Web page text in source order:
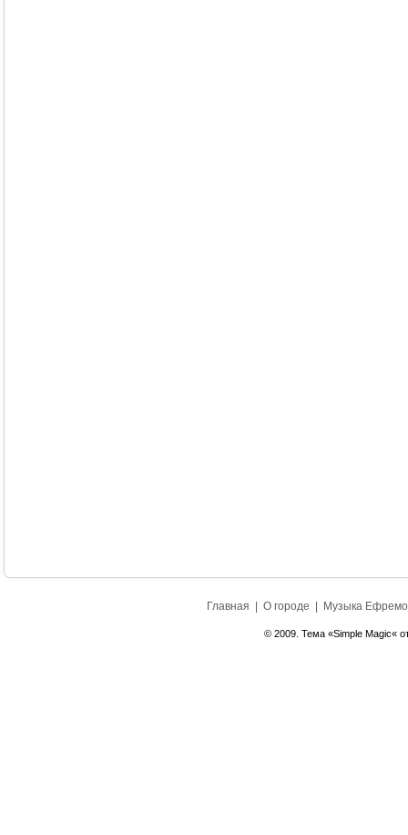
Главная О городе Музыка
© 2009. Тема «Simple Magic«